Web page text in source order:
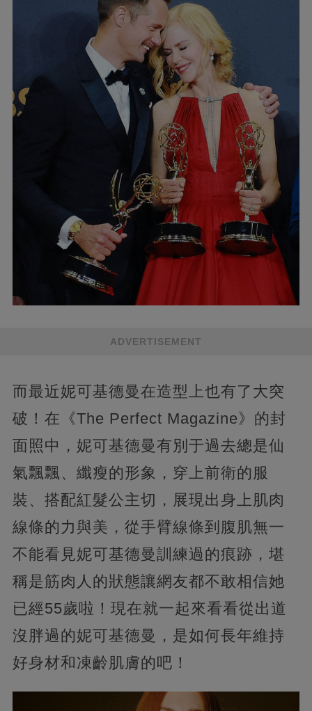
ADVERTISEMENT
而最近妮可基德曼在造型上也有了大突
破！在《The Perfect Magazine》的封
面照中，妮可基德曼有別于過去總是仙
氣飄飄、纖瘦的形象，穿上前衛的服
裝、搭配紅髮公主切，展現出身上肌肉
線條的力與美，從手臂線條到腹肌無一
不能看見妮可基德曼訓練過的痕跡，堪
稱是筋肉人的狀態讓網友都不敢相信她
已經55歲啦！現在就一起來看看從出道
沒胖過的妮可基德曼，是如何長年維持
好身材和凍齡肌膚的吧！